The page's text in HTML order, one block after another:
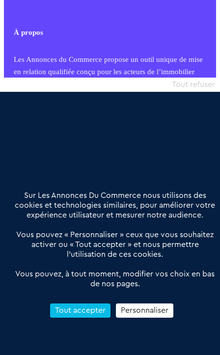
À propos
Les Annonces du Commerce propose un outil unique de mise
en relation qualifiée conçu pour les acteurs de l’immobilier
commercial et les collectivités territoriales, simple et intégrant
Offres Pro
Actualités
Qui sommes nous ?
Derniers articles
Réseau 3C : un partenaire national dédié aux transactions
Petitscommerces : Un partenariat au service du commerce de
proximité et des territoires
Reprendre un Restaurant Rapide
Sur Les Annonces Du Commerce nous utilisons des
cookies et technologies similaires, pour améliorer votre
expérience utilisateur et mesurer notre audience.
Vous pouvez « Personnaliser » ceux que vous souhaitez
activer ou « Tout accepter » et nous permettre
l’utilisation de ces cookies.
Vous pouvez, à tout moment, modifier vos choix en bas
de nos pages.
Tout accepter
Tout refuser
Personnaliser